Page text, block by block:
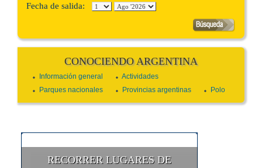
Fecha de salida:
CONOCIENDO ARGENTINA
Información general
Actividades
Parques nacionales
Provincias argentinas Polo
RECORRER LUGARES DE